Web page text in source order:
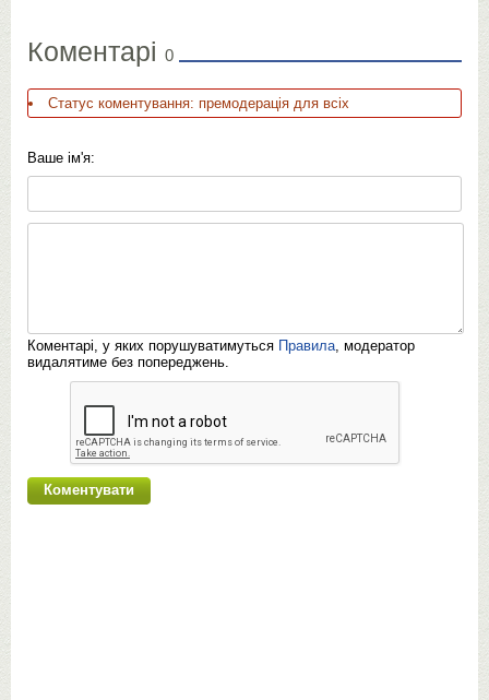
Коментарі 0
Статус коментування: премодерація для всіх
Ваше ім'я:
Коментарі, у яких порушуватимуться Правила , модератор
видалятиме без попереджень.